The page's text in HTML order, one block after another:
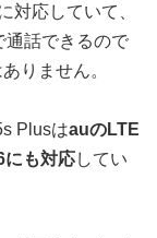
対応していて、
通話できるので
りません。
PlusはauのLTE
も対応してい